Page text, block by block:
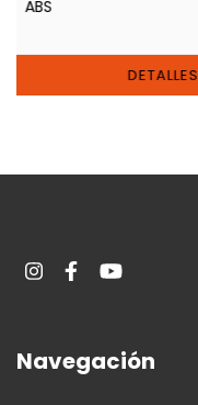
ABS
DETALLES
Navegación